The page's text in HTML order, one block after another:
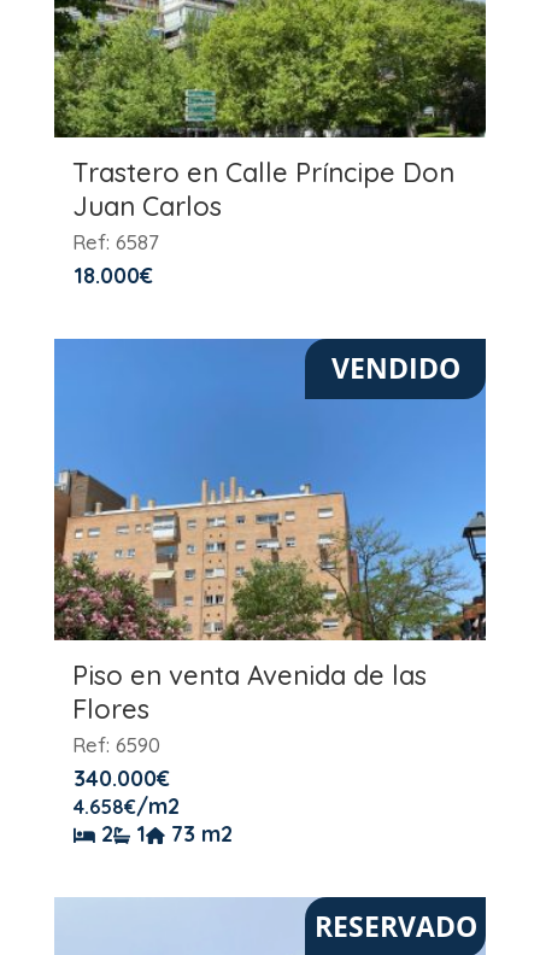
Trastero en Calle Príncipe Don
Juan Carlos
Ref: 6587
18.000€
VENDIDO
Piso en venta Avenida de las
Flores
Ref: 6590
340.000€
4.658€/m2
2
1 73 m2
RESERVADO